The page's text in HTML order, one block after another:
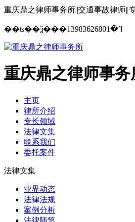
重庆鼎之律师事务所||交通事故律师||
��ʦ��ѯ���ߣ�13983626801
重庆鼎之律师事务
主页
律所介绍
专长领域
法律文集
联系我们
委托案件
法律文集
业界动态
法律法规
案例分析
法律随笔